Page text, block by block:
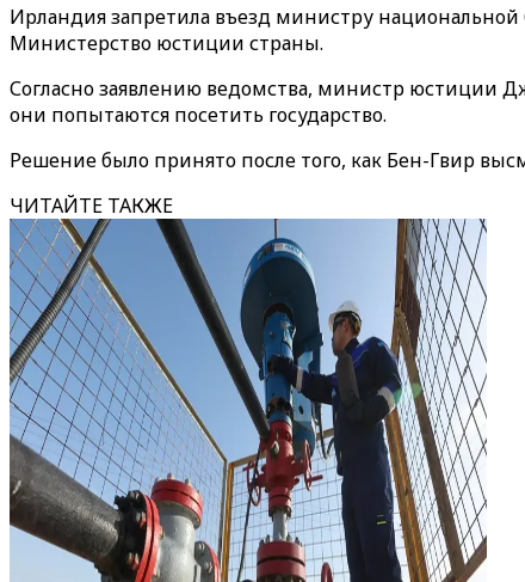
Ирландия запретила въезд министру
Министерство юстиции страны.
Согласно заявлению ведомства, министр юстиции
они попытаются посетить государство.
Решение было принято после того, как Бен-Гвир
ЧИТАЙТЕ ТАКЖЕ